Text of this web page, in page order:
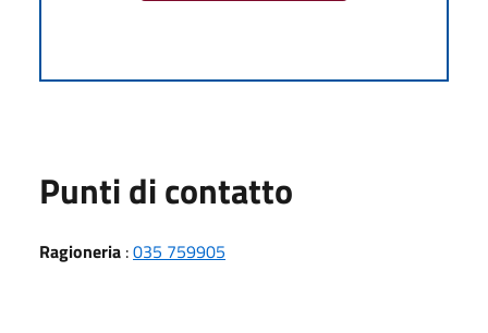
Punti di contatto
Ragioneria :035 759905